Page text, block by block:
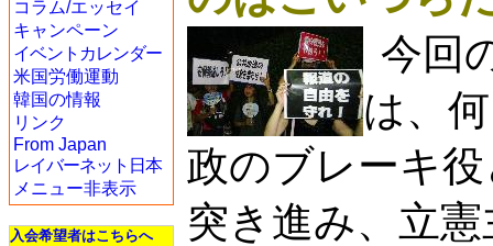
コラム/エッセイ
キャンペーン
イベントカレンダー
米国労働運動
韓国の情報
リンク
From Japan
レイバーネット日本
メニュー非表示
入会希望者はこちらへ
今回
は、
政のブレーキ
突き進み、立